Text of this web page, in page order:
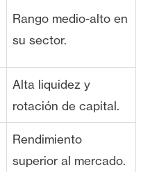
Rango medio-alto en
su sector.
Alta liquidez y
rotación de capital.
Rendimiento
superior al mercado.